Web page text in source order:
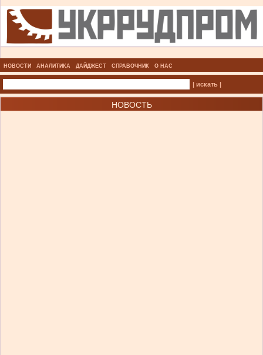
НОВОСТИ АНАЛИТИКА ДАЙДЖЕСТ СПРАВОЧНИК О НАС
| искать |
НОВОСТЬ